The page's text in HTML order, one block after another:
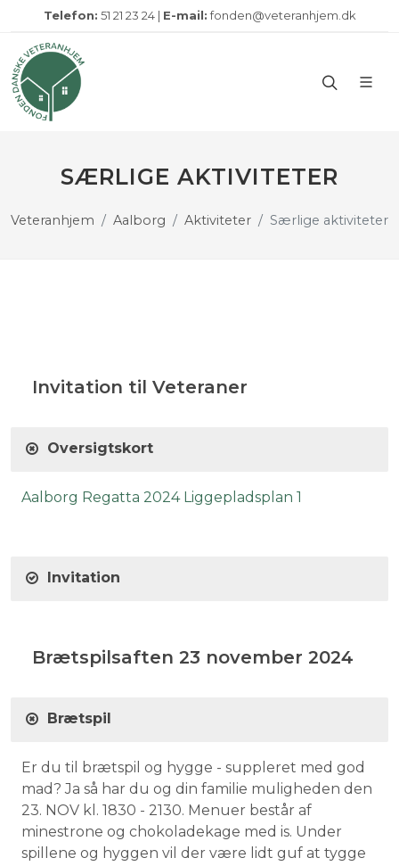
Telefon: 51 21 23 24 | E-mail: fonden@veteranhjem.dk
SÆRLIGE AKTIVITETER
Veteranhjem Aalborg Aktiviteter Særlige aktiviteter
Invitation til Veteraner
Oversigtskort
Aalborg Regatta 2024 Liggepladsplan 1
Invitation
Brætspilsaften 23 november 2024
Brætspil
Er du til brætspil og hygge - suppleret med god
mad? Ja så har du og din familie muligheden den
23. NOV kl. 1830 - 2130. Menuer består af
minestrone og chokoladekage med is. Under
spillene og hyggen vil der være lidt guf at tygge